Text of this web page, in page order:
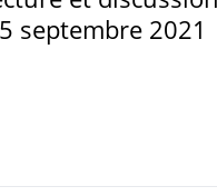
septembre 2021